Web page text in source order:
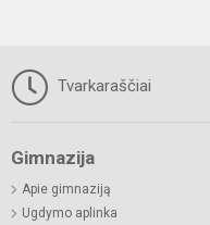
Tvarkaraščiai
Gimnazija
Apie gimnaziją
Ugdymo aplinka